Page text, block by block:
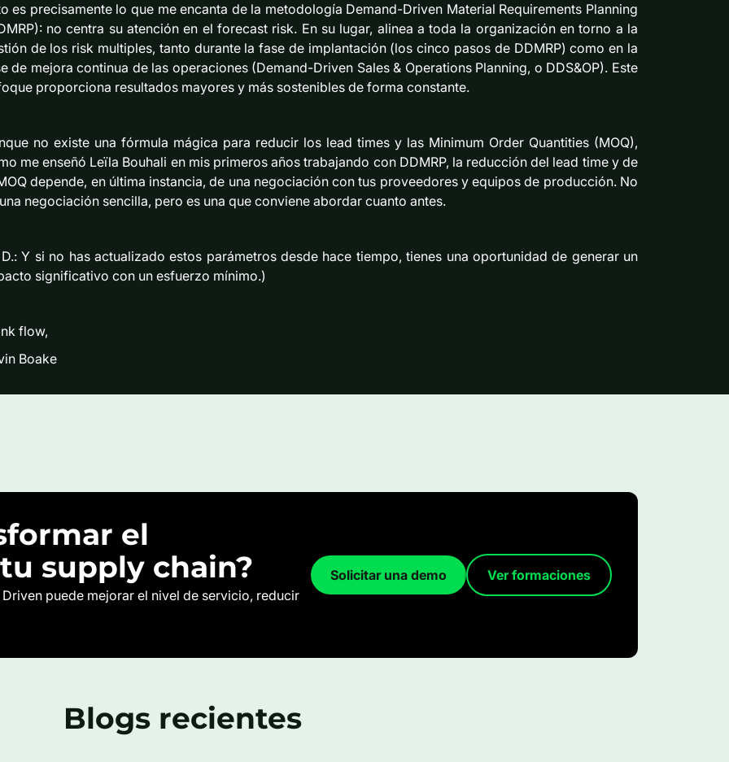
es precisamente lo que me encanta de la metodología Demand-Driven Material Requirements Planning
no centra su atención en el forecast risk. En su lugar, alinea a toda la organización en torno a la
de los risk multiples, tanto durante la fase de implantación (los cinco pasos de DDMRP) como en la
de mejora continua de las operaciones (Demand-Driven Sales & Operations Planning, o DDS&OP). Este
proporciona resultados mayores y más sostenibles de forma constante.
no existe una fórmula mágica para reducir los lead times y las Minimum Order Quantities (MOQ),
me enseñó Leïla Bouhali en mis primeros años trabajando con DDMRP, la reducción del lead time y de
depende, en última instancia, de una negociación con tus proveedores y equipos de producción. No
negociación sencilla, pero es una que conviene abordar cuanto antes.
D.: Y si no has actualizado estos parámetros desde hace tiempo, tienes una oportunidad de generar un
significativo con un esfuerzo mínimo.)
flow,
Boake
el
supply chain?
puede mejorar el nivel de servicio, reducir
Solicitar una demo Ver formaciones
Blogs recientes